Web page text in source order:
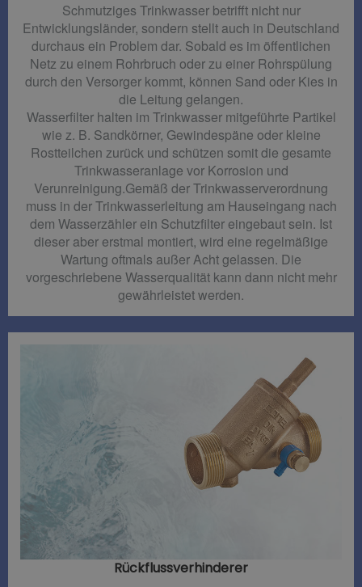
Schmutziges Trinkwasser betrifft nicht nur
Entwicklungsländer, sondern stellt auch in Deutschland
durchaus ein Problem dar. Sobald es im öffentlichen
Netz zu einem Rohrbruch oder zu einer Rohrspülung
durch den Versorger kommt, können Sand oder Kies in
die Leitung gelangen.
Wasserfilter halten im Trinkwasser mitgeführte Partikel
wie z. B. Sandkörner, Gewindespäne oder kleine
Rostteilchen zurück und schützen somit die gesamte
Trinkwasseranlage vor Korrosion und
Verunreinigung.Gemäß der Trinkwasserverordnung
muss in der Trinkwasserleitung am Hauseingang nach
dem Wasserzähler ein Schutzfilter eingebaut sein. Ist
dieser aber erstmal montiert, wird eine regelmäßige
Wartung oftmals außer Acht gelassen. Die
vorgeschriebene Wasserqualität kann dann nicht mehr
gewährleistet werden.
Rückflussverhinderer​